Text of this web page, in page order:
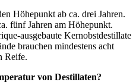
Höhepunkt ab ca. drei Jahren.
fünf Jahren am Höhepunkt.
ausgebaute Kernobstdestillate
brauchen mindestens acht
Reife.
von Destillaten?